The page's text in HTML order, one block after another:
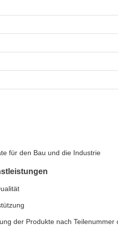
für den Bau und die Industrie
der Produkte nach Teilenummer